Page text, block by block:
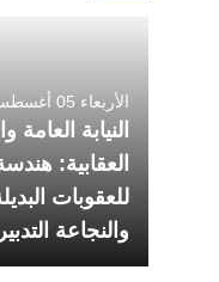
الأربعاء 05 أغسطس 2026 - 8:39
النيابة
العقابية:
للعقوبات
والنجاعة